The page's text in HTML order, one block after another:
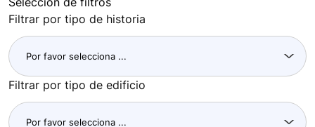
Filtrar por tipo de historia
Filtrar por tipo de edificio